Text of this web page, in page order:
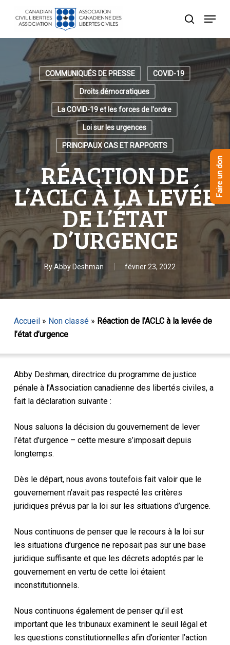
recherche
Menu
COMMUNIQUÉS DE PRESSE COVID-19
Droits démocratiques
La COVID-19 et les forces de l'ordre
Loi sur les urgences
PRINCIPAUX CAS ET RAPPORTS
RÉACTION DE
L’ACLC À LA LEVÉE
DE L’ÉTAT
D’URGENCE
ByAbby Deshman février 23, 2022
Accueil» Non classé» Réaction de l’ACLC à la levée de
l’état d’urgence
Abby Deshman, directrice du programme de justice
pénale à l’Association canadienne des libertés civiles, a
fait la déclaration suivante :
Nous saluons la décision du gouvernement de lever
l’état d’urgence – cette mesure s’imposait depuis
longtemps.
Dès le départ, nous avons toutefois fait valoir que le
gouvernement n’avait pas respecté les critères
juridiques prévus par la loi sur les situations d’urgence.
Nous continuons de penser que le recours à la loi sur
les situations d’urgence ne reposait pas sur une base
juridique suffisante et que les décrets adoptés par le
gouvernement en vertu de cette loi étaient
inconstitutionnels.
Nous continuons également de penser qu’il est
important que les tribunaux examinent le seuil légal et
les questions constitutionnelles afin d’orienter l’action
Faire un don